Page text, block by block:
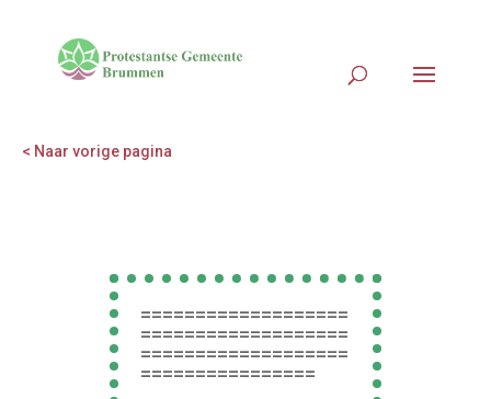
< Naar vorige pagina
===================
===================
===================
================